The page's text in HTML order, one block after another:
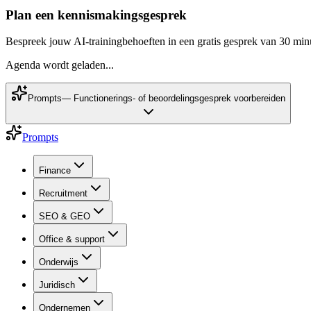
Plan een kennismakingsgesprek
Bespreek jouw AI-trainingbehoeften in een gratis gesprek van 30
Agenda wordt geladen...
Prompts— Functionerings- of beoordelingsgesprek voorbereiden
Prompts
Finance
Recruitment
SEO & GEO
Office & support
Onderwijs
Juridisch
Ondernemen